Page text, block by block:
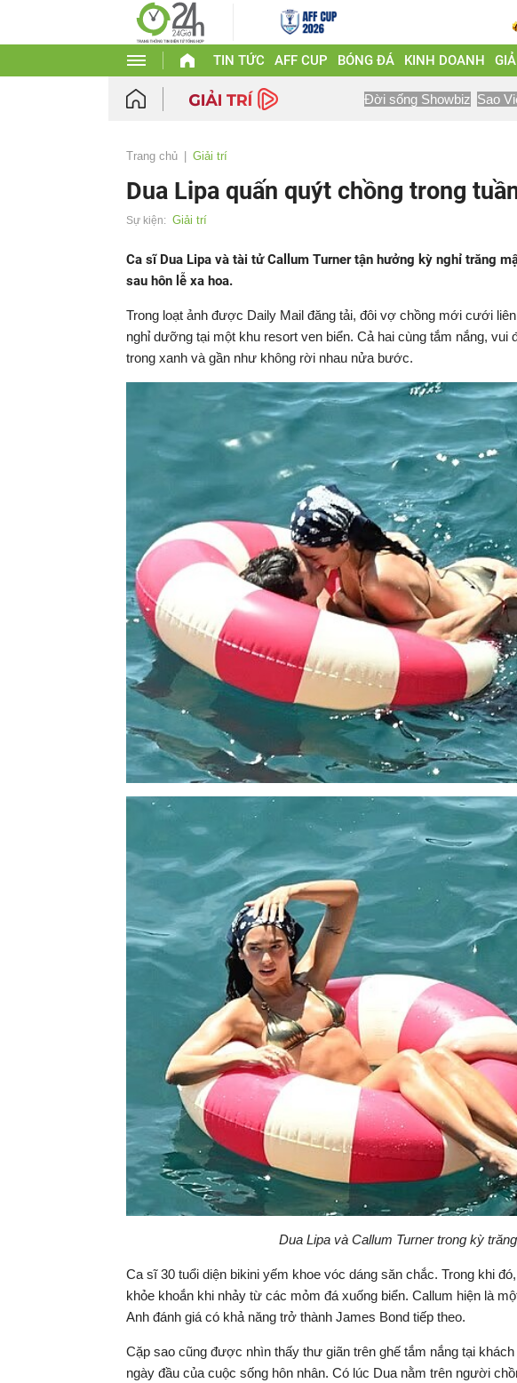
TIN TỨC AFF CUP BÓNG ĐÁ KINH DOANH
Đời sống Showbiz Sao
Trang chủ Giải trí
Dua Lipa quấn quýt chồng trong
Sự kiện: Giải trí
Ca sĩ Dua Lipa và tài tử Callum Turner tận hưởng kỳ nghỉ trăng
sau hôn lễ xa hoa.
Trong loạt ảnh được Daily Mail đăng tải, đôi vợ chồng mới cưới
nghỉ dưỡng tại một khu resort ven biển. Cả hai cùng tắm nắng,
trong xanh và gần như không rời nhau nửa bước.
Dua Lipa và Callum Turner trong kỳ
Ca sĩ 30 tuổi diện bikini yếm khoe vóc dáng săn chắc. Trong khi
khỏe khoắn khi nhảy từ các mỏm đá xuống biển. Callum hiện là
Anh đánh giá có khả năng trở thành James Bond tiếp theo.
Cặp sao cũng được nhìn thấy thư giãn trên ghế tắm nắng tại
ngày đầu của cuộc sống hôn nhân. Có lúc Dua nằm trên người